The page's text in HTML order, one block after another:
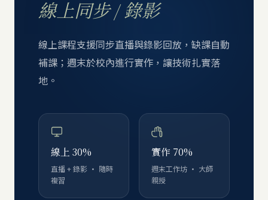
線上同步 / 錄影
線上課程支援同步直播與錄影回放，缺課自動
補課；週末於校內進行實作，讓技術扎實落
地。
線上 30%
直播 + 錄影 · 隨時
複習
實作 70%
週末工作坊 · 大師
親授